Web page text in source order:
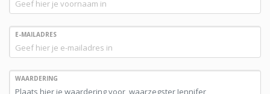
E-MAILADRES
WAARDERING